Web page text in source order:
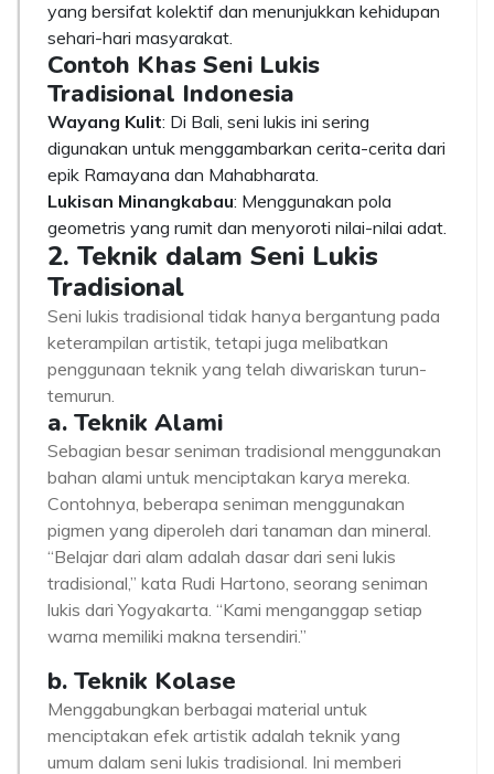
yang bersifat kolektif dan menunjukkan kehidupan
sehari-hari masyarakat.
Contoh Khas Seni Lukis
Tradisional Indonesia
Wayang Kulit: Di Bali, seni lukis ini sering
digunakan untuk menggambarkan cerita-cerita dari
epik Ramayana dan Mahabharata.
Lukisan Minangkabau: Menggunakan pola
geometris yang rumit dan menyoroti nilai-nilai adat.
2. Teknik dalam Seni Lukis
Tradisional
Seni lukis tradisional tidak hanya bergantung pada
keterampilan artistik, tetapi juga melibatkan
penggunaan teknik yang telah diwariskan turun-
temurun.
a. Teknik Alami
Sebagian besar seniman tradisional menggunakan
bahan alami untuk menciptakan karya mereka.
Contohnya, beberapa seniman menggunakan
pigmen yang diperoleh dari tanaman dan mineral.
“Belajar dari alam adalah dasar dari seni lukis
tradisional,” kata Rudi Hartono, seorang seniman
lukis dari Yogyakarta. “Kami menganggap setiap
warna memiliki makna tersendiri.”
b. Teknik Kolase
Menggabungkan berbagai material untuk
menciptakan efek artistik adalah teknik yang
umum dalam seni lukis tradisional. Ini memberi